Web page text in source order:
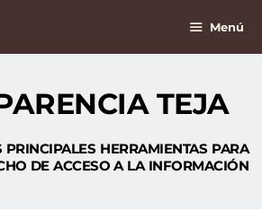
Menú
TEJA
HERRAMIENTAS PARA
DE ACCESO A LA INFORMACIÓN